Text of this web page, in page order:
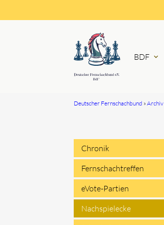
BDF expand_more
Deutscher Fernschachbund Archiv
Navigation
überspringen
Chronik
Fernschachtreffen
eVote-Partien
Nachspielecke